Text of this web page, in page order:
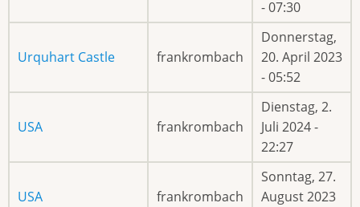
- 07:30
Urquhart Castle frankrombach
Donnerstag,
20. April 2023
- 05:52
USA frankrombach
Dienstag, 2.
Juli 2024 -
22:27
USA frankrombach
Sonntag, 27.
August 2023